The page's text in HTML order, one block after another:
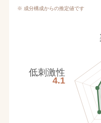
※ 成分構成からの推定値です
低刺激性
4.1